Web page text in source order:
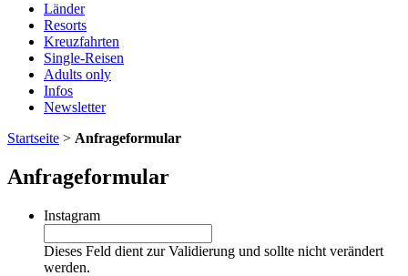
Länder
Resorts
Kreuzfahrten
Single-Reisen
Adults only
Infos
Newsletter
Startseite > Anfrageformular
Anfrageformular
Instagram
Dieses Feld dient zur Validierung und sollte nicht verändert
werden.